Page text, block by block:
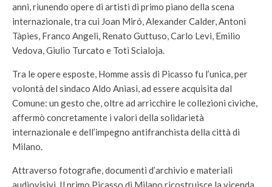
anni, riunendo opere di artisti di primo piano della scena
internazionale, tra cui Joan Miró, Alexander Calder, Antoni
Tàpies, Franco Angeli, Renato Guttuso, Carlo Levi, Emilio
Vedova, Giulio Turcato e Toti Scialoja.
Tra le opere esposte, Homme assis di Picasso fu l’unica, per
volontà del sindaco Aldo Aniasi, ad essere acquisita dal
Comune: un gesto che, oltre ad arricchire le collezioni civiche,
affermò concretamente i valori della solidarietà
internazionale e dell’impegno antifranchista della città di
Milano.
Attraverso fotografie, documenti d’archivio e materiali
audiovisivi, Il primo Picasso di Milano ricostruisce la vicenda